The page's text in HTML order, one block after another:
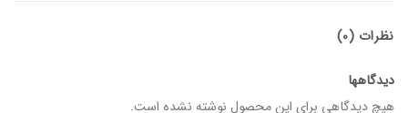
نظرات (0)
دیدگاهها
هیچ دیدگاهی برای این محصول نوشته نشده است.